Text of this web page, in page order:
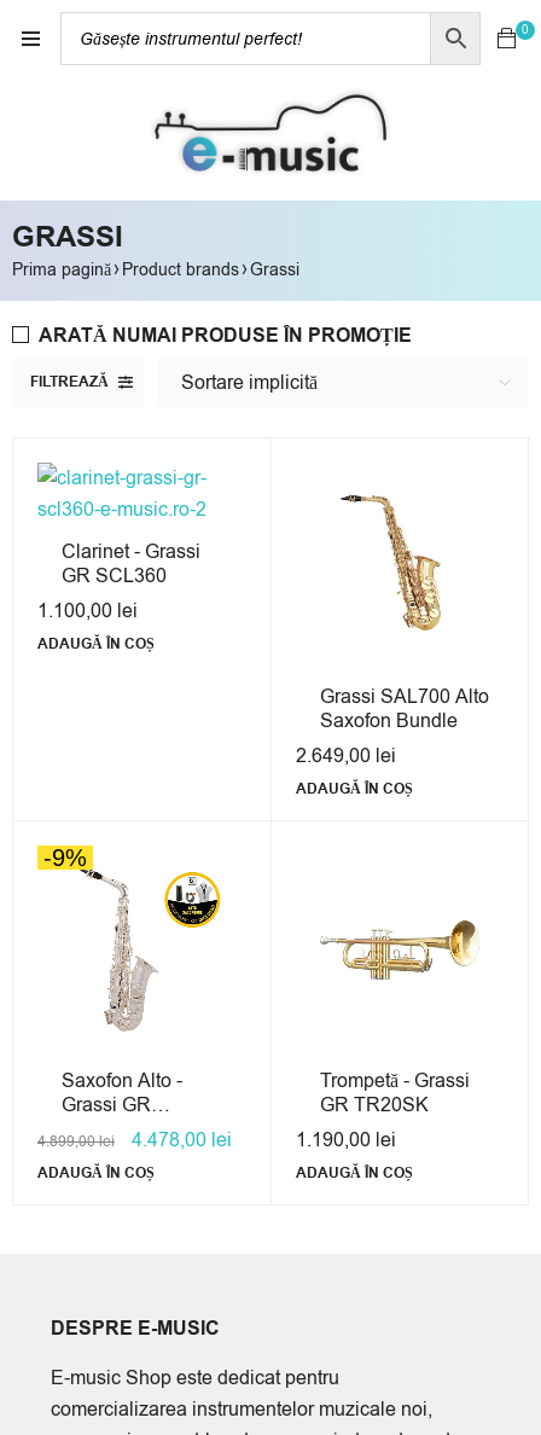
0
GRASSI
Prima pagină› Product brands›Grassi
FILTREAZĂ Sortare implicită
ARATĂ NUMAI PRODUSE ÎN PROMOȚIE
Clarinet - Grassi
GR SCL360
1.100,00 lei
ADAUGĂ ÎN COȘ
Grassi SAL700 Alto
Saxofon Bundle
2.649,00 lei
ADAUGĂ ÎN COȘ
-9%
Saxofon Alto -
Grassi GR
AS210AG
BUNDLE
4.899,00lei 4.478,00 lei
ADAUGĂ ÎN COȘ
Trompetă - Grassi
GR TR20SK
1.190,00 lei
ADAUGĂ ÎN COȘ
DESPRE E-MUSIC
E-music Shop este dedicat pentru
comercializarea instrumentelor muzicale noi,